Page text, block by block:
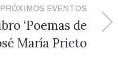
PRÓXIMOS EVENTOS
‘Poemas de
María Prieto